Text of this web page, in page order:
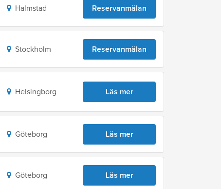
Halmstad Reservanmälan
Stockholm Reservanmälan
Helsingborg Läs mer
Göteborg Läs mer
Göteborg Läs mer